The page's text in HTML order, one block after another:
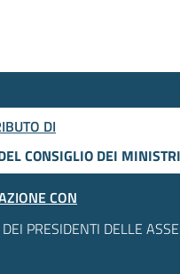
DI
CONSIGLIO DEI MINISTRI
CON
PRESIDENTI DELLE